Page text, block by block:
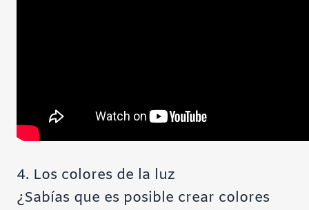
4. Los colores de la luz
¿Sabías que es posible crear colores